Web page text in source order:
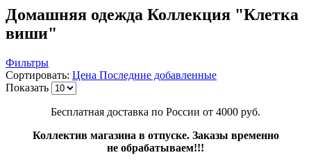
Домашняя одежда Коллекция "Клетка
виши"
Фильтры
Сортировать: Цена Последние добавленные
Показать
Бесплатная доставка по России от 4000 руб.
Коллектив магазина в отпуске. Заказы временно
не обрабатываем!!!